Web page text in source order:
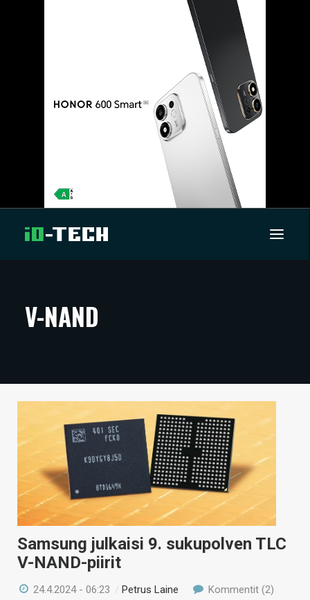
ARTIKKELIT
TECHBBS
HINTA.FI
KAUPPA
VAIHDA TEEMA
HAKU
V-NAND
Samsung julkaisi 9. sukupolven TLC
V-NAND-piirit
24.4.2024 - 06:23 /Petrus Laine Kommentit (2)